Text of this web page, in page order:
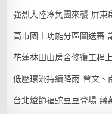
強烈大陸冷氣團來襲 屏東
高市國土功能分區圖送審
花蓮林田山房舍修復工程
低壓環流持續降雨 曾文、
台北燈節福蛇豆豆登場 蔣